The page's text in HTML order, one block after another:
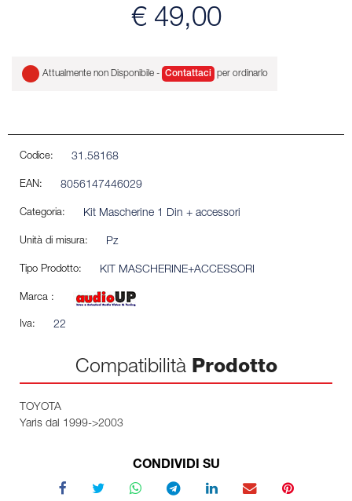
€ 49,00
Attualmente non Disponibile - Contattaci per ordinarlo
Codice: 31.58168
EAN: 8056147446029
Categoria: Kit Mascherine 1 Din + accessori
Unità di misura: Pz
Tipo Prodotto: KIT MASCHERINE+ACCESSORI
Marca :
Iva: 22
Compatibilità Prodotto
TOYOTA
Yaris dal 1999->2003
CONDIVIDI SU